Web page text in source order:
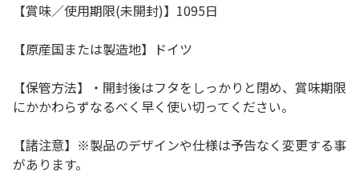
【賞味／使用期限(未開封)】1095日
【原産国または製造地】ドイツ
【保管方法】・開封後はフタをしっかりと閉め、賞味期限
にかかわらずなるべく早く使い切ってください。
【諸注意】※製品のデザインや仕様は予告なく変更する事
があります。